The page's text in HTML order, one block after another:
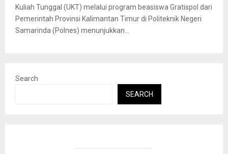
Kuliah Tunggal (UKT) melalui program beasiswa Gratispol dari
Pemerintah Provinsi Kalimantan Timur di Politeknik Negeri
Samarinda (Polnes) menunjukkan...
Search
SEARCH